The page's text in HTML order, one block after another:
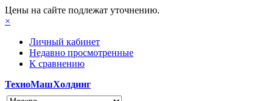
Цены на сайте подлежат уточнению.
×
Личный кабинет
Недавно просмотренные
К сравнению
ТехноМашХолдинг